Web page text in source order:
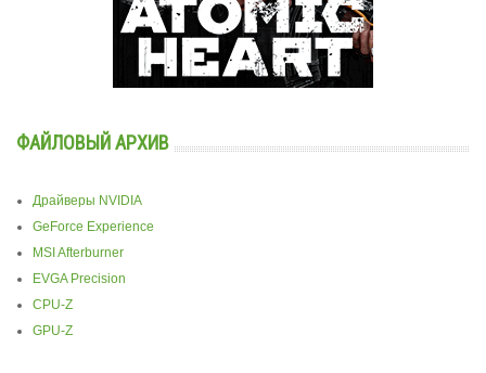
ФАЙЛОВЫЙ АРХИВ
Драйверы NVIDIA
GeForce Experience
MSI Afterburner
EVGA Precision
CPU-Z
GPU-Z